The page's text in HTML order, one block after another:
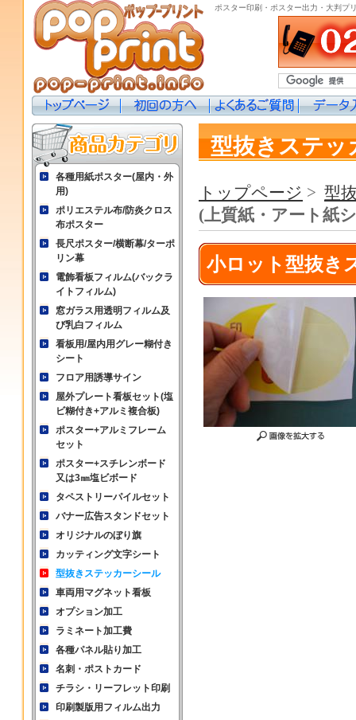
ポスター印刷・ポスター出力・大判プ
各種用紙ポスター(屋内・外
用)
ポリエステル布/防炎クロス
布ポスター
長尺ポスター/横断幕/ターポ
リン幕
電飾看板フィルム(バックラ
イトフィルム)
窓ガラス用透明フィルム及
び乳白フィルム
看板用/屋内用グレー糊付き
シート
フロア用誘導サイン
屋外プレート看板セット(塩
ビ糊付き+アルミ複合板)
ポスター+アルミフレーム
セット
ポスター+スチレンボード
又は3㎜塩ビボード
タペストリーパイルセット
バナー広告スタンドセット
オリジナルのぼり旗
カッティング文字シート
型抜きステッカーシール
車両用マグネット看板
オプション加工
ラミネート加工費
各種パネル貼り加工
名刺・ポストカード
チラシ・リーフレット印刷
印刷製版用フィルム出力
型抜きステッ
トップページ > 型
(上質紙・アート紙
小ロット型抜き